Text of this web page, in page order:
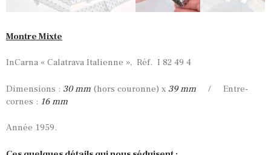
Montre Mixte
InCarna « Calatrava Italienne », Réf. I 82 49 4
Dimensions : 30 mm (hors couronne) x 39 mm / Entre-
cornes : 16 mm
Année 1959.